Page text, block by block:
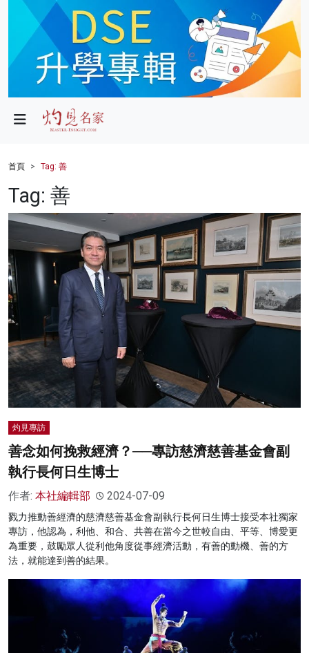
政局
財經
健康
商業
科技
影片
名家榜
灼見活動
關於我們
首頁 Tag: 善
Tag: 善
灼見專訪
善念如何挽救經濟？──專訪慈濟慈善基金會副
執行長何日生博士
作者: 本社編輯部 2024-07-09
戮力推動善經濟的慈濟慈善基金會副執行長何日生博士接受本社獨家
專訪，他認為，利他、和合、共善在當今之世較自由、平等、博愛更
為重要，鼓勵眾人從利他角度從事經濟活動，有善的動機、善的方
法，就能達到善的結果。